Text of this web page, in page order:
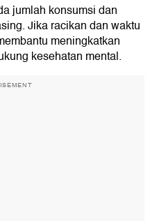
jumlah konsumsi dan
Jika racikan dan waktu
meningkatkan
kesehatan mental.